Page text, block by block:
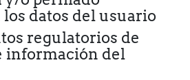
datos del usuario
regulatorios de
información del